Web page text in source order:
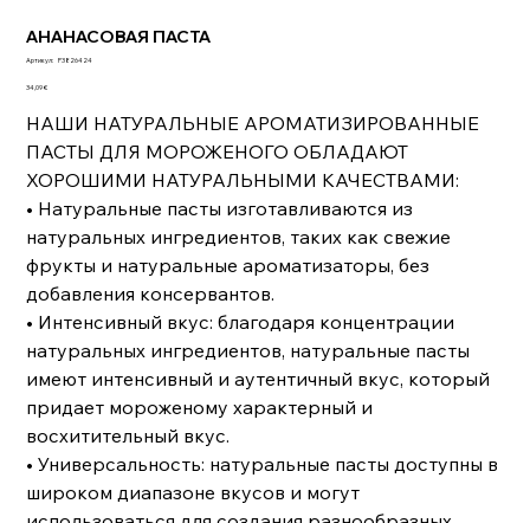
АНАНАСОВАЯ ПАСТА
Артикул:
Артикул:
P3826424
Цена
34,09 €
НАШИ НАТУРАЛЬНЫЕ АРОМАТИЗИРОВАННЫЕ
ПАСТЫ ДЛЯ МОРОЖЕНОГО ОБЛАДАЮТ
ХОРОШИМИ НАТУРАЛЬНЫМИ КАЧЕСТВАМИ:
• Натуральные пасты изготавливаются из
натуральных ингредиентов, таких как свежие
фрукты и натуральные ароматизаторы, без
добавления консервантов.
• Интенсивный вкус: благодаря концентрации
натуральных ингредиентов, натуральные пасты
имеют интенсивный и аутентичный вкус, который
придает мороженому характерный и
восхитительный вкус.
• Универсальность: натуральные пасты доступны в
широком диапазоне вкусов и могут